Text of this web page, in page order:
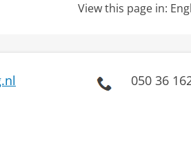
View this page in:
050 36